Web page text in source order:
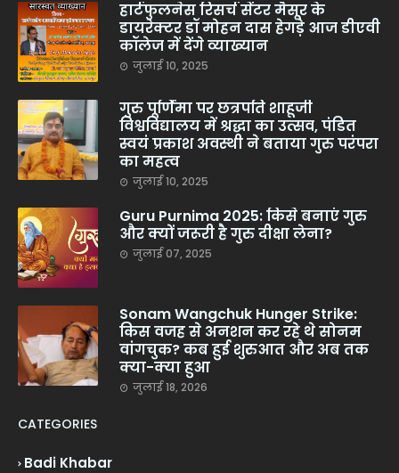
हार्टफुलनेस रिसर्च सेंटर मैसूर के
डायरेक्टर डॉ मोहन दास हेगड़े आज डीएवी
कॉलेज में देंगे व्याख्यान
जुलाई 10, 2025
गुरु पूर्णिमा पर छत्रपति शाहूजी
विश्वविद्यालय में श्रद्धा का उत्सव, पंडित
स्वयं प्रकाश अवस्थी ने बताया गुरु परंपरा
का महत्व
जुलाई 10, 2025
Guru Purnima 2025: किसे बनाएं गुरु
और क्यों जरूरी है गुरु दीक्षा लेना?
जुलाई 07, 2025
Sonam Wangchuk Hunger Strike:
किस वजह से अनशन कर रहे थे सोनम
वांगचुक? कब हुई शुरुआत और अब तक
क्या-क्या हुआ
जुलाई 18, 2026
CATEGORIES
Badi Khabar